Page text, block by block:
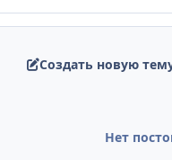
Создать новую
Нет